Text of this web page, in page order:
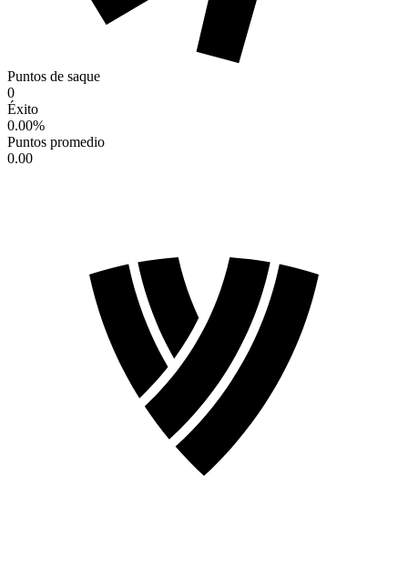
Puntos de saque
0
Éxito
0.00%
Puntos promedio
0.00